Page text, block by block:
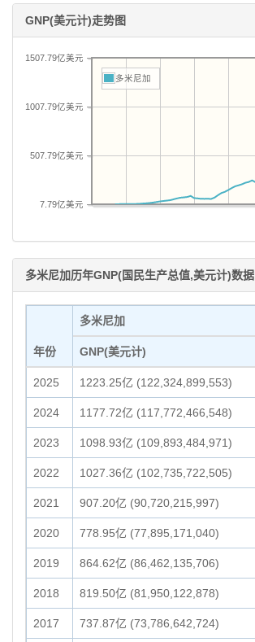
GNP(美元计)走势图
7.79亿美元
507.79亿美元
1007.79亿美元
1507.79亿美元
多米尼加
多米尼加历年GNP(国民生产总值,美元计)数据
年份
多米尼加
GNP(美元计)
2025 1223.25亿 (122,324,899,553)
2024 1177.72亿 (117,772,466,548)
2023 1098.93亿 (109,893,484,971)
2022 1027.36亿 (102,735,722,505)
2021 907.20亿 (90,720,215,997)
2020 778.95亿 (77,895,171,040)
2019 864.62亿 (86,462,135,706)
2018 819.50亿 (81,950,122,878)
2017 737.87亿 (73,786,642,724)